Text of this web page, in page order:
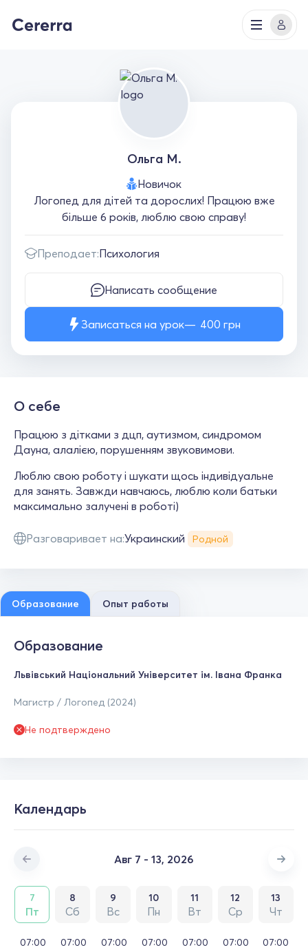
Ольга М.
Новичок
Логопед для дітей та дорослих! Працюю вже
більше 6 років, люблю свою справу!
Преподает:Психология
Написать сообщение
Записаться на урок 400 грн
О себе
Працюю з дітками з дцп, аутизмом, синдромом
Дауна, алалією, порушенням звуковимови.
Люблю свою роботу і шукати щось індивідуальне
для занять. Завжди навчаюсь, люблю коли батьки
максимально залучені в роботі)
Разговаривает на:Украинский Родной
Образование Опыт работы
Образование
Львівський Національний Університет ім. Івана Франка
Магистр / Логопед (2024)
Не подтверждено
Календарь
Авг 7 - 13, 2026
7
Пт
8
Сб
9
Вс
10
Пн
11
Вт
12
Ср
13
Чт
07:00 07:00 07:00 07:00 07:00 07:00 07:00